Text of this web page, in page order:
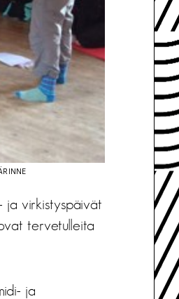
ja virkistyspäivät
tervetulleita
ja